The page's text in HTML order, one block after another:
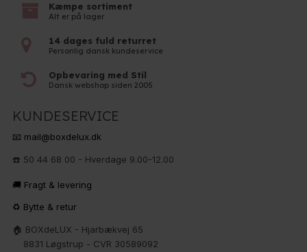
Kæmpe sortiment
Alt er på lager
14 dages fuld returret
Personlig dansk kundeservice
Opbevaring med Stil
Dansk webshop siden 2005
KUNDESERVICE
📧 mail@boxdelux.dk
☎️ 50 44 68 00 - Hverdage 9.00-12.00
🚚 Fragt & levering
♻️ Bytte & retur
🏠 BOXdeLUX - Hjarbækvej 65
8831 Løgstrup - CVR 30589092